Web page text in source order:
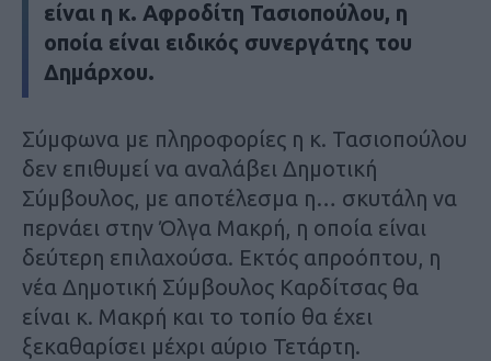
είναι η κ. Αφροδίτη Τασιοπούλου, η
οποία είναι ειδικός συνεργάτης του
Δημάρχου.
Σύμφωνα με πληροφορίες η κ. Τασιοπούλου
δεν επιθυμεί να αναλάβει Δημοτική
Σύμβουλος, με αποτέλεσμα η… σκυτάλη να
περνάει στην Όλγα Μακρή, η οποία είναι
δεύτερη επιλαχούσα. Εκτός απροόπτου, η
νέα Δημοτική Σύμβουλος Καρδίτσας θα
είναι κ. Μακρή και το τοπίο θα έχει
ξεκαθαρίσει μέχρι αύριο Τετάρτη.